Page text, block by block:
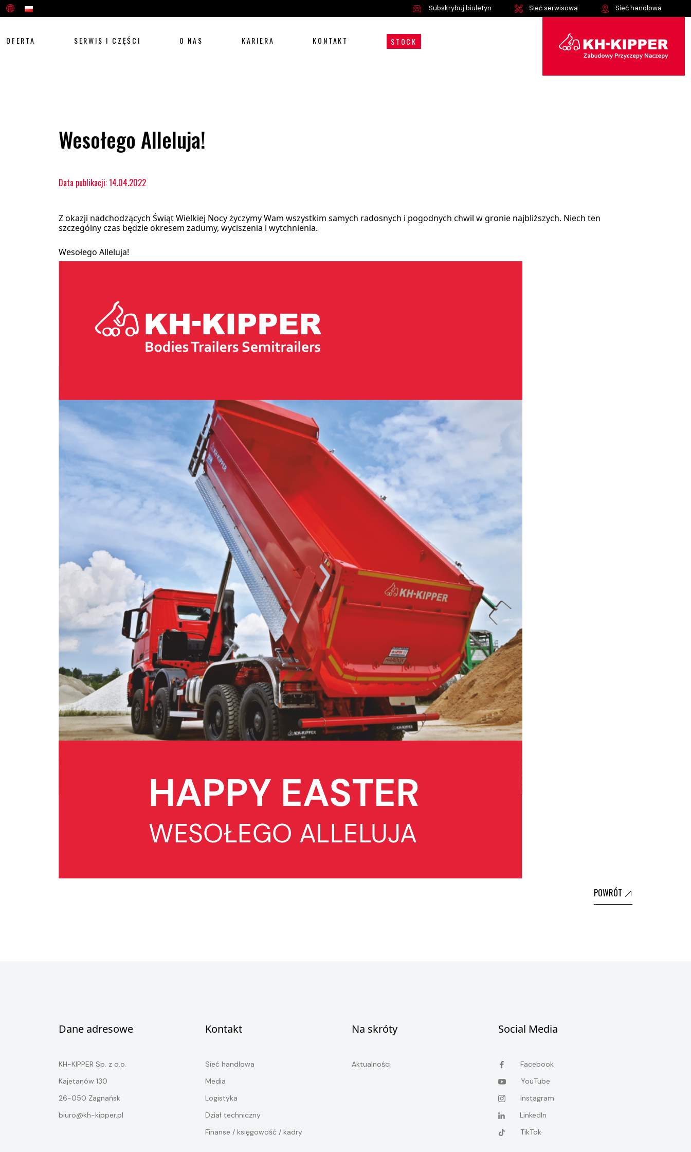
Subskrybuj biuletyn Sieć serwisowa Sieć handlowa
OFERTA SERWIS I CZĘŚCI O NAS KARIERA KONTAKT STOCK
Serwis i części
Wesołego Alleluja!
Data publikacji: 14.04.2022
Z okazji nadchodzących Świąt Wielkiej Nocy życzymy Wam wszystkim samych radosnych i pogodnych chwil w gronie najbliższych. Niech ten
szczególny czas będzie okresem zadumy, wyciszenia i wytchnienia.
Wesołego Alleluja!
POWRÓT
Dane adresowe
KH-KIPPER Sp. z o.o.
Kajetanów 130
26-050 Zagnańsk
biuro@kh-kipper.pl
Kontakt
Sieć handlowa
Media
Logistyka
Dział techniczny
Finanse / księgowość / kadry
Na skróty
Aktualności
Social Media
Facebook
YouTube
Instagram
LinkedIn
TikTok